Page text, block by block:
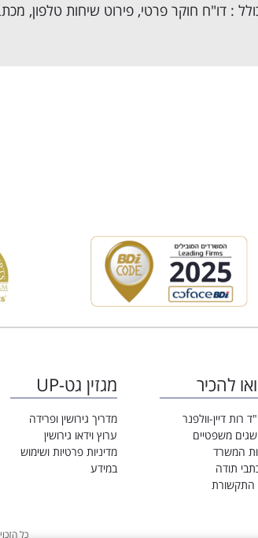
: דו"ח חוקר פרטי, פירוט שיחות טלפון,
להכיר
רות דיין-וולפנר
משפטיים
המשרד
תודה
התקשורת
מגזין גט-UP
מדריך גירושין ופרידה
ערוץ וידאו גירושין
מדיניות פרטיות ושימוש
במידע
כל